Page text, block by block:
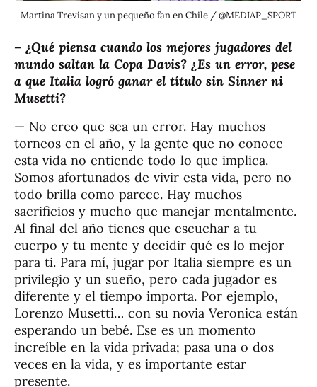
Martina Trevisan y un pequeño fan en Chile / @MEDIAP_SPORT
– ¿Qué piensa cuando los mejores jugadores del
mundo saltan la Copa Davis? ¿Es un error, pese
a que Italia logró ganar el título sin Sinner ni
Musetti?
— No creo que sea un error. Hay muchos
torneos en el año, y la gente que no conoce
esta vida no entiende todo lo que implica.
Somos afortunados de vivir esta vida, pero no
todo brilla como parece. Hay muchos
sacrificios y mucho que manejar mentalmente.
Al final del año tienes que escuchar a tu
cuerpo y tu mente y decidir qué es lo mejor
para ti. Para mí, jugar por Italia siempre es un
privilegio y un sueño, pero cada jugador es
diferente y el tiempo importa. Por ejemplo,
Lorenzo Musetti… con su novia Veronica están
esperando un bebé. Ese es un momento
increíble en la vida privada; pasa una o dos
veces en la vida, y es importante estar
presente.